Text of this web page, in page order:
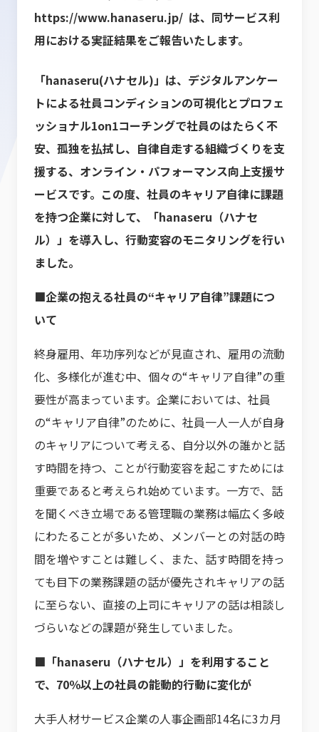
https://www.hanaseru.jp/ は、同サービス利
用における実証結果をご報告いたします。
「hanaseru(ハナセル)」は、デジタルアンケー
トによる社員コンディションの可視化とプロフェ
ッショナル1on1コーチングで社員のはたらく不
安、孤独を払拭し、自律自走する組織づくりを支
援する、オンライン・パフォーマンス向上支援サ
ービスです。この度、社員のキャリア自律に課題
を持つ企業に対して、「hanaseru（ハナセ
ル）」を導入し、行動変容のモニタリングを行い
ました。
■企業の抱える社員の“キャリア自律”課題につ
いて
終身雇用、年功序列などが見直され、雇用の流動
化、多様化が進む中、個々の“キャリア自律”の重
要性が高まっています。企業においては、社員
の“キャリア自律”のために、社員一人一人が自身
のキャリアについて考える、自分以外の誰かと話
す時間を持つ、ことが行動変容を起こすためには
重要であると考えられ始めています。一方で、話
を聞くべき立場である管理職の業務は幅広く多岐
にわたることが多いため、メンバーとの対話の時
間を増やすことは難しく、また、話す時間を持っ
ても目下の業務課題の話が優先されキャリアの話
に至らない、直接の上司にキャリアの話は相談し
づらいなどの課題が発生していました。
■「hanaseru（ハナセル）」を利用すること
で、70％以上の社員の能動的行動に変化が
大手人材サービス企業の人事企画部14名に3カ月